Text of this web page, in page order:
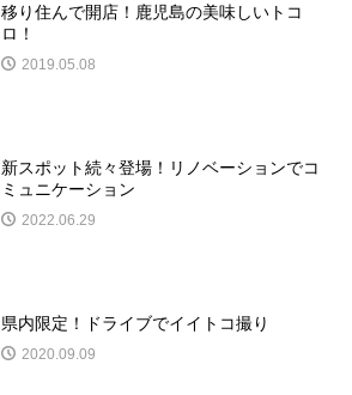
移り住んで開店！鹿児島の美味しいトコ
ロ！
2019.05.08
新スポット続々登場！リノベーションでコ
ミュニケーション
2022.06.29
県内限定！ドライブでイイトコ撮り
2020.09.09